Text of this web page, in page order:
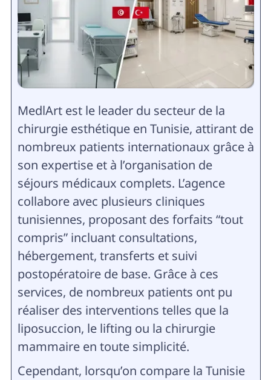
MedlArt est le leader du secteur de la
chirurgie esthétique en Tunisie, attirant de
nombreux patients internationaux grâce à
son expertise et à l’organisation de
séjours médicaux complets. L’agence
collabore avec plusieurs cliniques
tunisiennes, proposant des forfaits “tout
compris” incluant consultations,
hébergement, transferts et suivi
postopératoire de base. Grâce à ces
services, de nombreux patients ont pu
réaliser des interventions telles que la
liposuccion, le lifting ou la chirurgie
mammaire en toute simplicité.
Cependant, lorsqu’on compare la Tunisie